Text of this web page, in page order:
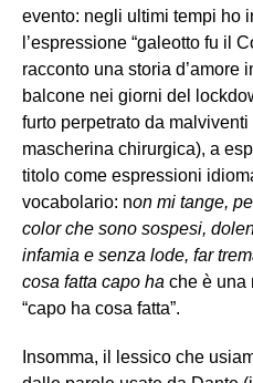
evento: negli ultimi tempi ho
l’espressione “galeotto fu il
racconto una storia d’amore
balcone nei giorni del
furto perpetrato da
mascherina chirurgica), a
titolo come espressioni
vocabolario: non mi tange,
color che sono sospesi,
infamia e senza lode, far
cosa fatta capo ha che è una
“capo ha cosa fatta”.
Insomma, il lessico che